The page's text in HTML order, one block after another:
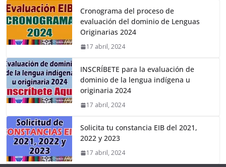
Cronograma del proceso de
evaluación del dominio de Lenguas
Originarias 2024
17 abril, 2024
INSCRÍBETE para la evaluación de
dominio de la lengua indígena u
originaria 2024
17 abril, 2024
Solicita tu constancia EIB del 2021,
2022 y 2023
17 abril, 2024